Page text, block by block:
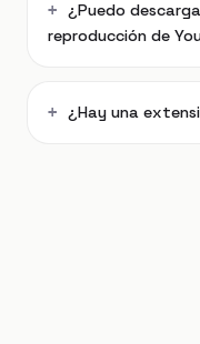
¿Puedo
reproducción de
¿Hay una